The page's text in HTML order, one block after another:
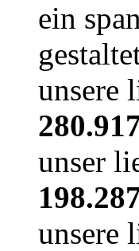
ein
unsere
unser
unsere